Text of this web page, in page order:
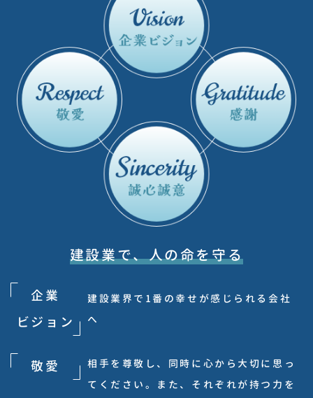
建設業で、人の命を守る
企業
ビジョン
建設業界で1番の幸せが感じられる会社
へ
敬愛
相手を尊敬し、同時に心から大切に思っ
てください。また、それぞれが持つ力を